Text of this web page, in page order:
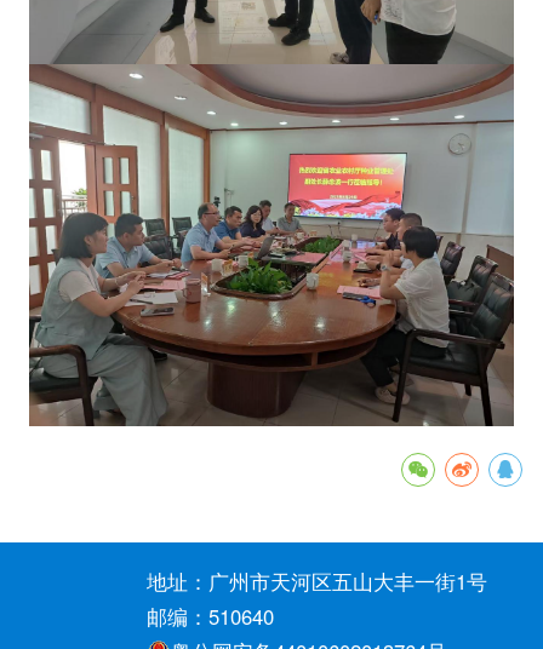
地址：广州市天河区五山大丰一街1号
邮编：510640